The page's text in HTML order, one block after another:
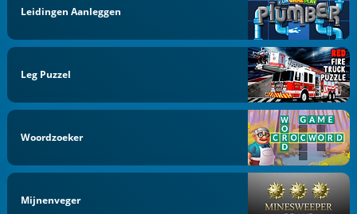
Leidingen Aanleggen
Leg Puzzel
Woordzoeker
Mijnenveger